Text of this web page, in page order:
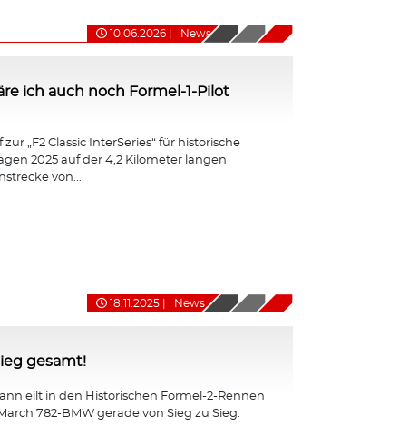
10.06.2026 News
ich auch noch Formel-1-Pilot
„F2 Classic InterSeries“ für historische
2025 auf der 4,2 Kilometer langen
von...
18.11.2025 News
gesamt!
eilt in den Historischen Formel-2-Rennen
782-BMW gerade von Sieg zu Sieg.